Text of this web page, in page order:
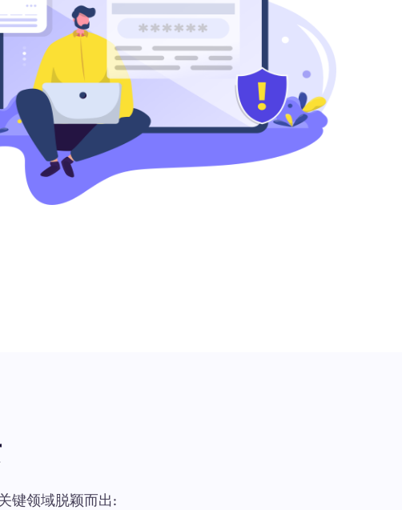
键领域脱颖而出: